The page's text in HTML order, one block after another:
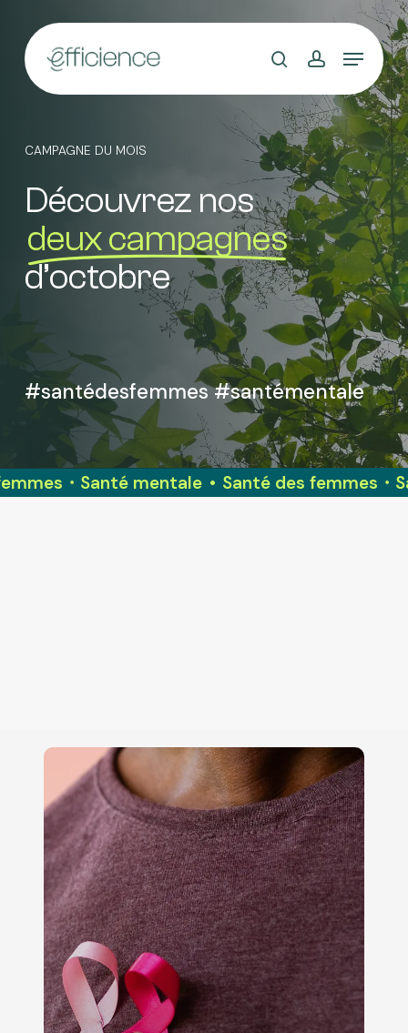
main
content
CAMPAGNE DU MOIS
Découvrez nos
deux campagnes
d’octobre
#santédesfemmes #santémentale
・Santé mentale Santé des femmes・